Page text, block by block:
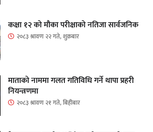
कक्षा १२ को मौका परीक्षाको नतिजा सार्वजनिक
२०८३ श्रावण २२ गते, शुक्रबार
माताकाे नाममा गलत गतिविधि गर्ने थापा प्रहरी
नियन्त्रणमा
२०८३ श्रावण २१ गते, बिहीबार